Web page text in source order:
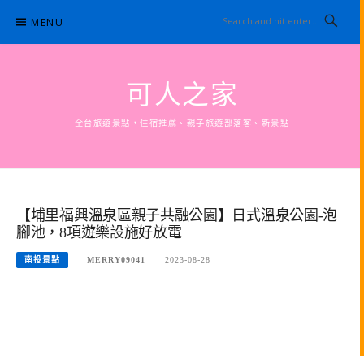
content
MENU
可人之家
全台旅遊景點，住宿推薦、親子旅遊部落客、新景點
【埔里福興溫泉區親子共融公園】日式溫泉公園-泡
腳池，8項遊樂設施好放電
南投景點 MERRY09041 2023-08-28